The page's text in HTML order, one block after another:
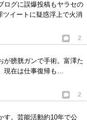
ログに誤爆投稿もヤラセの
イートに疑惑浮上で火消
2
が膀胱ガンで手術。富澤た
現在は仕事復帰も…
2
す。芸能活動約10年で公